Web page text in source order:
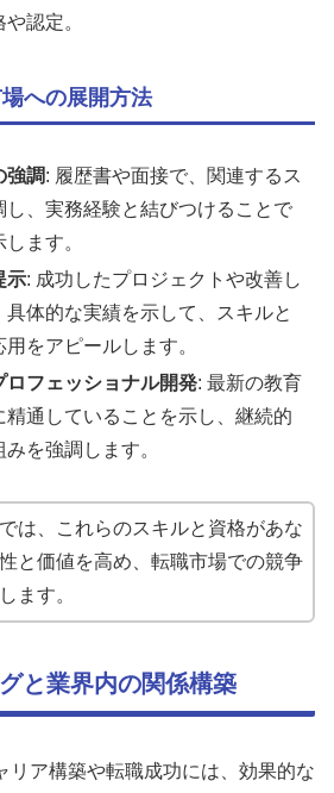
認定。
への展開方法
強調: 履歴書や面接で、関連するス
し、実務経験と結びつけることで
ます。
示: 成功したプロジェクトや改善し
具体的な実績を示して、スキルと
をアピールします。
ロフェッショナル開発: 最新の教育
精通していることを示し、継続的
を強調します。
は、これらのスキルと資格があな
と価値を高め、転職市場での競争
ます。
と業界内の関係構築
リア構築や転職成功には、効果的な